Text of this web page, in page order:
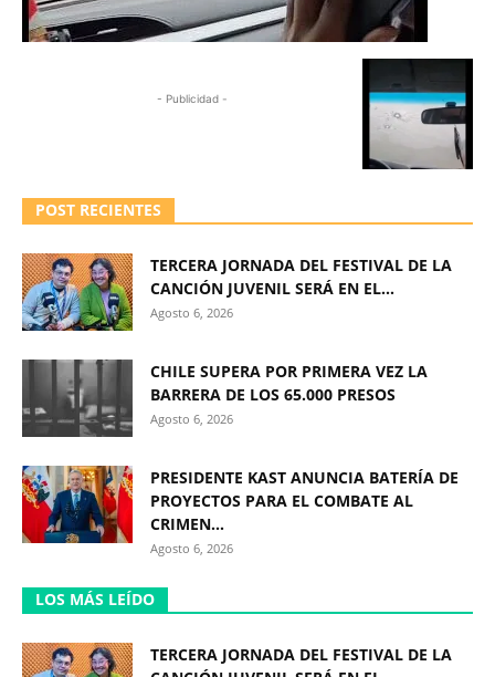
- Publicidad -
POST RECIENTES
TERCERA JORNADA DEL FESTIVAL DE LA
CANCIÓN JUVENIL SERÁ EN EL...
Agosto 6, 2026
CHILE SUPERA POR PRIMERA VEZ LA
BARRERA DE LOS 65.000 PRESOS
Agosto 6, 2026
PRESIDENTE KAST ANUNCIA BATERÍA DE
PROYECTOS PARA EL COMBATE AL
CRIMEN...
Agosto 6, 2026
LOS MÁS LEÍDO
TERCERA JORNADA DEL FESTIVAL DE LA